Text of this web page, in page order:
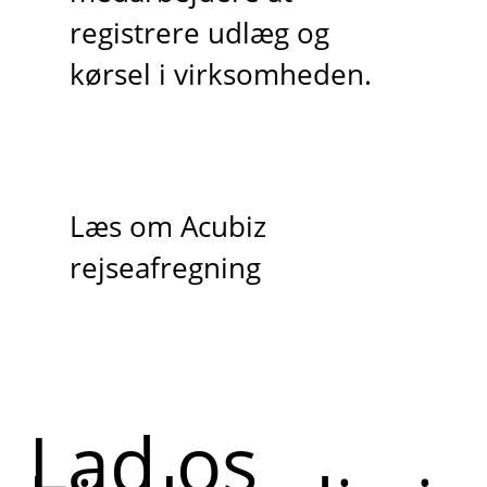
registrere udlæg og
kørsel i virksomheden.
Læs om Acubiz
rejseafregning
Lad os